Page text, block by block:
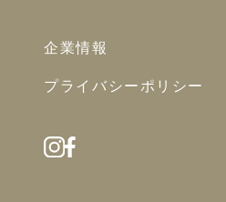
企業情報
プライバシーポリシー